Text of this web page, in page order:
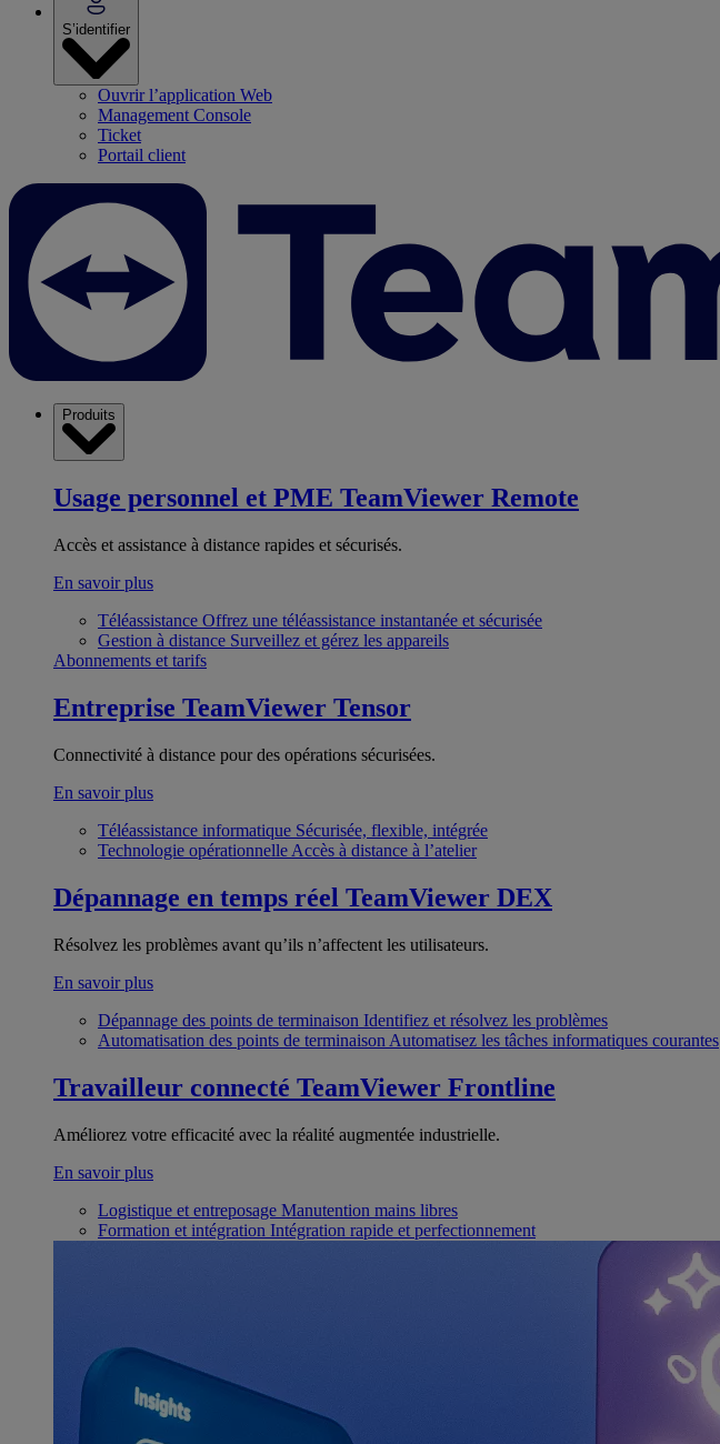
S’identifier
Ouvrir l’application Web
Management Console
Ticket
Portail client
Produits
Usage personnel et PME TeamViewer Remote
Accès et assistance à distance rapides et sécurisés.
En savoir plus
Téléassistance Offrez une téléassistance instantanée et sécurisée
Gestion à distance Surveillez et gérez les appareils
Abonnements et tarifs
Entreprise TeamViewer Tensor
Connectivité à distance pour des opérations sécurisées.
En savoir plus
Téléassistance informatique Sécurisée, flexible, intégrée
Technologie opérationnelle Accès à distance à l’atelier
Dépannage en temps réel TeamViewer DEX
Résolvez les problèmes avant qu’ils n’affectent les utilisateurs.
En savoir plus
Dépannage des points de terminaison Identifiez et résolvez les problèmes
Automatisation des points de terminaison Automatisez les tâches informatiques courantes
Travailleur connecté TeamViewer Frontline
Améliorez votre efficacité avec la réalité augmentée industrielle.
En savoir plus
Logistique et entreposage Manutention mains libres
Formation et intégration Intégration rapide et perfectionnement